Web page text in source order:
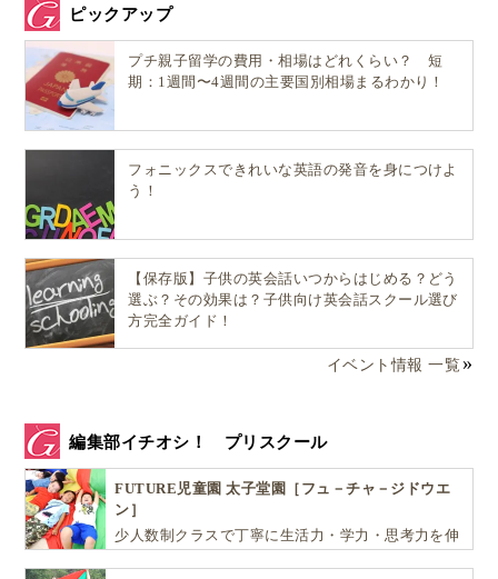
ピックアップ
プチ親子留学の費用・相場はどれくらい？ 短
期：1週間〜4週間の主要国別相場まるわかり！
フォニックスできれいな英語の発音を身につけよ
う！
【保存版】子供の英会話いつからはじめる？どう
選ぶ？その効果は？子供向け英会話スクール選び
方完全ガイド！
イベント情報 一覧
編集部イチオシ！ プリスクール
FUTURE児童園 太子堂園［フュ－チャ－ジドウエ
ン］
少人数制クラスで丁寧に生活力・学力・思考力を伸